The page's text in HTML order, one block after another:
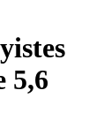
5,6